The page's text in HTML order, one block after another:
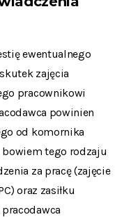
ewentualnego
zajęcia
pracownikowi
powinien
od komornika
bowiem tego rodzaju
za pracę (zajęcie
oraz zasiłku